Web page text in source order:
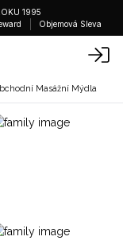
1995
Objemová Sleva
Masážní Mýdla